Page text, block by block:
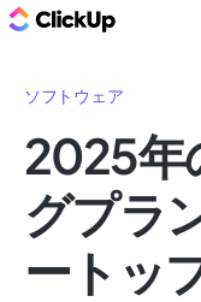
ソフトウェア
2025年
グプラ
ートッ